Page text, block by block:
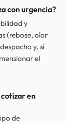
con urgencia?
y
(rebose, olor
y, si
el
en
de